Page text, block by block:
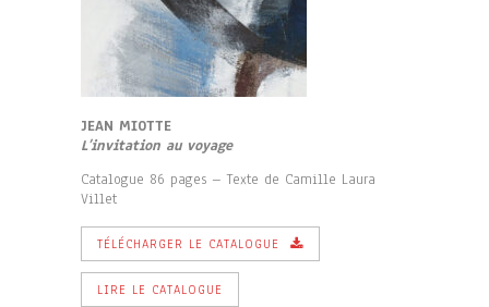
JEAN MIOTTE
L’invitation au voyage
Catalogue 86 pages – Texte de Camille Laura
Villet
TÉLÉCHARGER LE CATALOGUE
LIRE LE CATALOGUE